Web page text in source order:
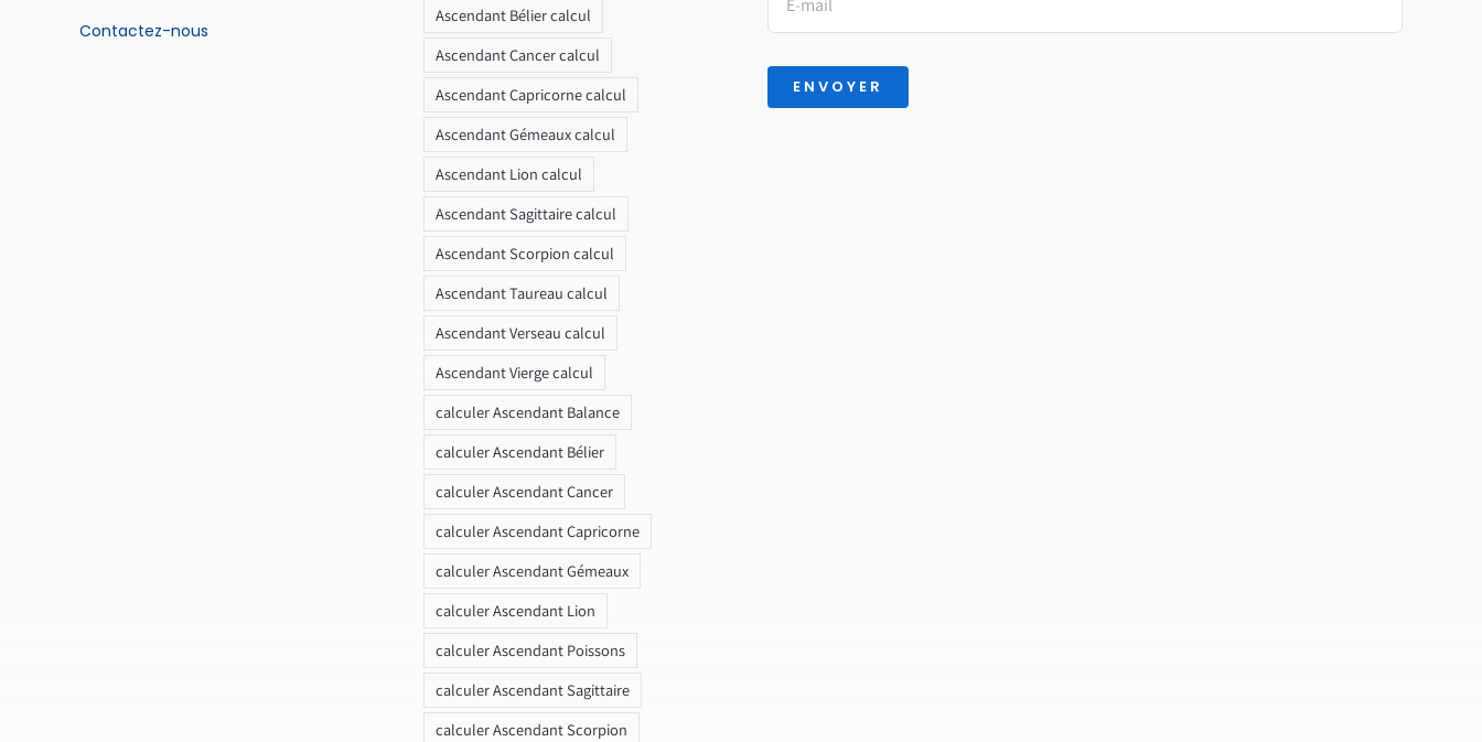
Contactez-nous
Ascendant Bélier calcul
Ascendant Cancer calcul
Ascendant Capricorne calcul
Ascendant Gémeaux calcul
Ascendant Lion calcul
Ascendant Sagittaire calcul
Ascendant Scorpion calcul
Ascendant Taureau calcul
Ascendant Verseau calcul
Ascendant Vierge calcul
calculer Ascendant Balance
calculer Ascendant Bélier
calculer Ascendant Cancer
calculer Ascendant Capricorne
calculer Ascendant Gémeaux
calculer Ascendant Lion
calculer Ascendant Poissons
calculer Ascendant Sagittaire
calculer Ascendant Scorpion
ENVOYER